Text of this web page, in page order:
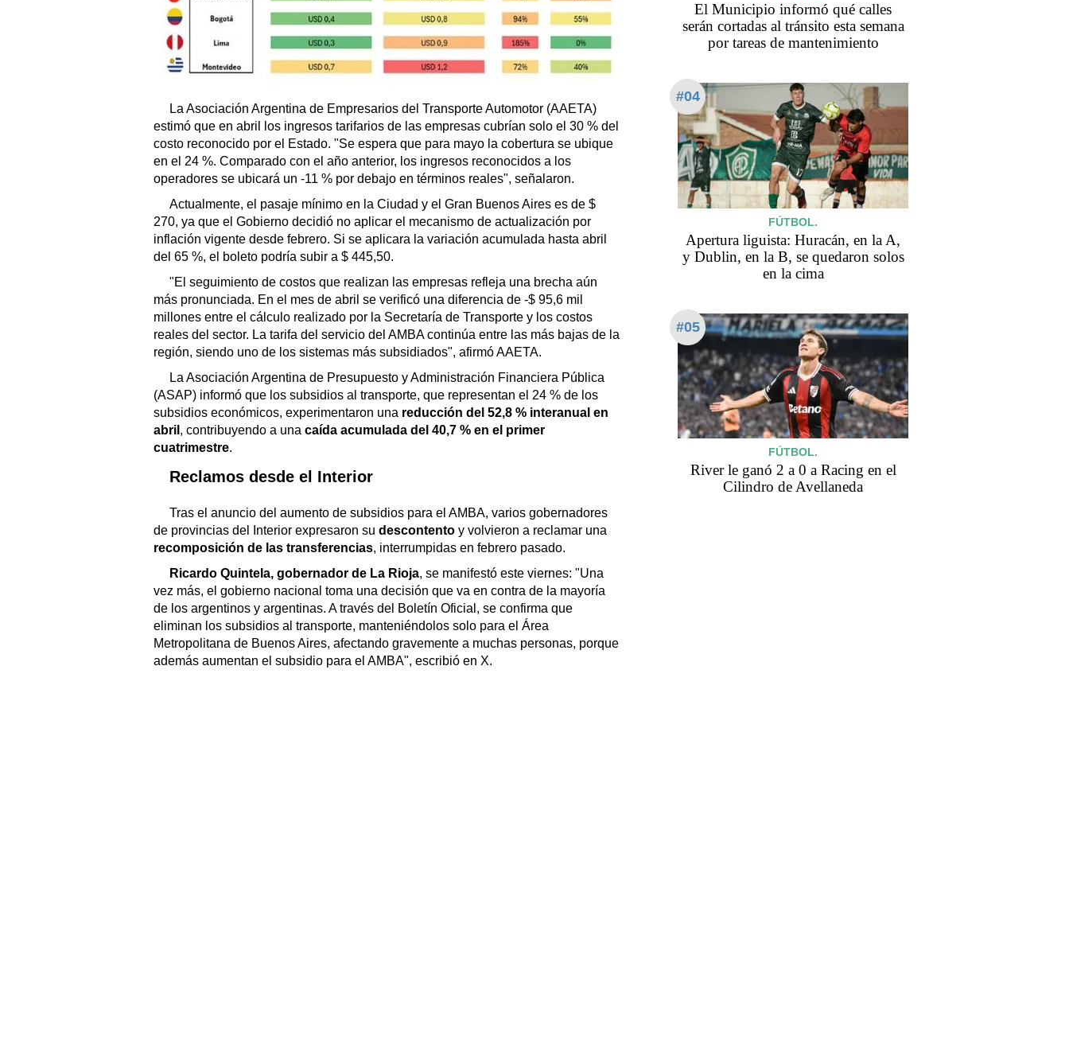
La Asociación Argentina de Empresarios del Transporte Automotor (AAETA)
estimó que en abril los ingresos tarifarios de las empresas cubrían solo el 30 % del
costo reconocido por el Estado. "Se espera que para mayo la cobertura se ubique
en el 24 %. Comparado con el año anterior, los ingresos reconocidos a los
operadores se ubicará un -11 % por debajo en términos reales", señalaron.
Actualmente, el pasaje mínimo en la Ciudad y el Gran Buenos Aires es de $
270, ya que el Gobierno decidió no aplicar el mecanismo de actualización por
inflación vigente desde febrero. Si se aplicara la variación acumulada hasta abril
del 65 %, el boleto podría subir a $ 445,50.
"El seguimiento de costos que realizan las empresas refleja una brecha aún
más pronunciada. En el mes de abril se verificó una diferencia de -$ 95,6 mil
millones entre el cálculo realizado por la Secretaría de Transporte y los costos
reales del sector. La tarifa del servicio del AMBA continúa entre las más bajas de la
región, siendo uno de los sistemas más subsidiados", afirmó AAETA.
La Asociación Argentina de Presupuesto y Administración Financiera Pública
(ASAP) informó que los subsidios al transporte, que representan el 24 % de los
subsidios económicos, experimentaron una reducción del 52,8 % interanual en
abril , contribuyendo a una caída acumulada del 40,7 % en el primer
cuatrimestre.
Reclamos desde el Interior
Tras el anuncio del aumento de subsidios para el AMBA, varios gobernadores
de provincias del Interior expresaron su descontento y volvieron a reclamar una
recomposición de las transferencias, interrumpidas en febrero pasado.
Ricardo Quintela, gobernador de La Rioja, se manifestó este viernes: "Una
vez más, el gobierno nacional toma una decisión que va en contra de la mayoría
de los argentinos y argentinas. A través del Boletín Oficial, se confirma que
eliminan los subsidios al transporte, manteniéndolos solo para el Área
Metropolitana de Buenos Aires, afectando gravemente a muchas personas, porque
además aumentan el subsidio para el AMBA", escribió en X.
El Municipio informó qué calles
serán cortadas al tránsito esta semana
por tareas de mantenimiento
#04
FÚTBOL.
Apertura liguista: Huracán, en la A,
y Dublin, en la B, se quedaron solos
en la cima
#05
FÚTBOL.
River le ganó 2 a 0 a Racing en el
Cilindro de Avellaneda